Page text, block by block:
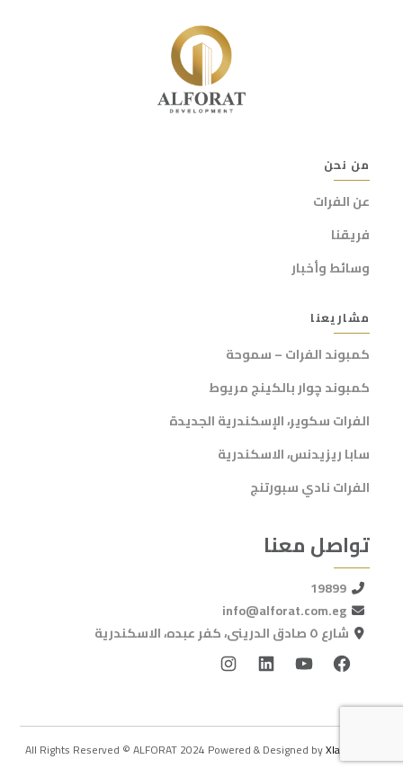
من نحن
عن الفرات
فريقنا
وسائط وأخبار
مشاريعنا
كمبوند الفرات – سموحة
كمبوند چوار بالكينج مريوط
الفرات سكوير، الإسكندرية الجديدة
سابا ريزيدنس، الاسكندرية
الفرات نادي سبورتنج
تواصل معنا
19899
info@alforat.com.eg
شارع ٥ صادق الدرينى، كفر عبده، الاسكندرية
All Rights Reserved © ALFORAT 2024 Powered & Designed byXlab Group